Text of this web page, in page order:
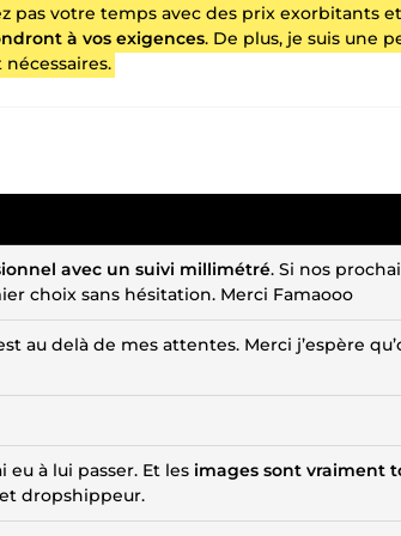
pas votre temps avec des prix exorbitants
à vos exigences. De plus, je suis une
avec un suivi millimétré. Si nos
choix sans hésitation. Merci Famaooo
au delà de mes attentes. Merci j’espère
à lui passer. Et les images sont vraiment
dropshippeur.